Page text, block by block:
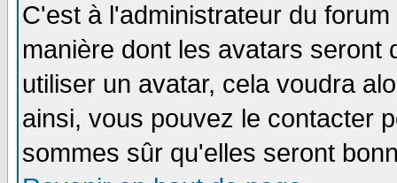
C'est à l'administrateur du
manière dont les avatars seront
utiliser un avatar, cela voudra
ainsi, vous pouvez le contacter
sommes sûr qu'elles seront